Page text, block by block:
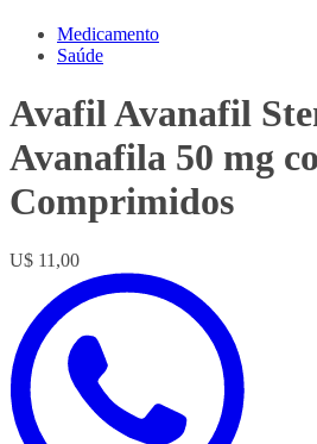
Medicamento
Saúde
Avafil Avanafil
Avanafila 50 mg
Comprimidos
U$ 11,00